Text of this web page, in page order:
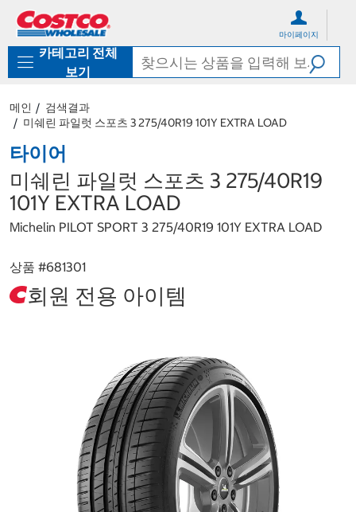
로
기
가
마이페이지
카테고리 전체
보기
메인
검색결과
미쉐린 파일럿 스포츠 3 275/40R19 101Y EXTRA LOAD
타이어
미쉐린 파일럿 스포츠 3 275/40R19
101Y EXTRA LOAD
Michelin PILOT SPORT 3 275/40R19 101Y EXTRA LOAD
상품 #681301
회원 전용 아이템